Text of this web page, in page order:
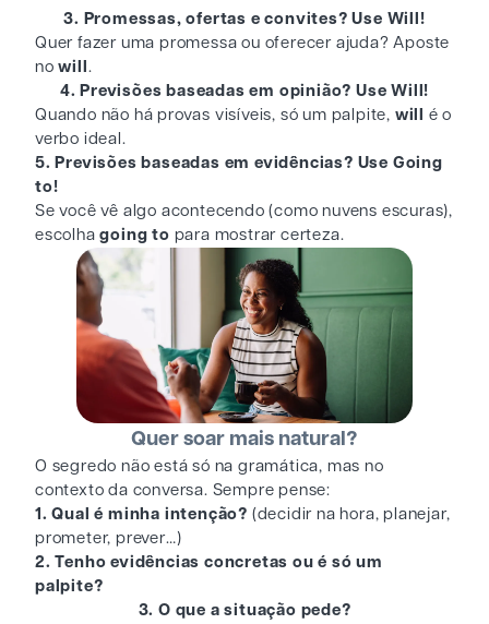
3. Promessas, ofertas e convites? Use Will!
Quer fazer uma promessa ou oferecer ajuda? Aposte
nowill .
4. Previsões baseadas em opinião? Use Will!
Quando não há provas visíveis, só um palpite, will
é o
verbo ideal.
5. Previsões baseadas em evidências? Use Going
to!
Se você vê algo acontecendo (como nuvens escuras),
escolhagoing to para mostrar certeza.
Quer soar mais natural?
O segredo não está só na gramática, mas no
contexto da conversa. Sempre pense:
1. Qual é minha intenção? (decidir na hora, planejar,
prometer, prever…)
2. Tenho evidências concretas ou é só um
palpite?
3. O que a situação pede?